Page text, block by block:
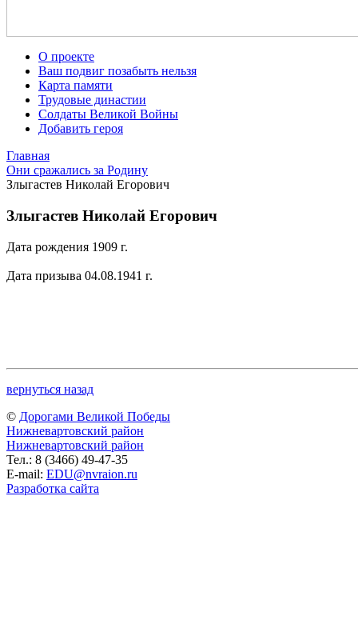
О проекте
Ваш подвиг позабыть нельзя
Карта памяти
Трудовые династии
Солдаты Великой Войны
Добавить героя
Главная
Они сражались за Родину
Злыгастев Николай Егорович
Злыгастев Николай Егорович
Дата рождения 1909 г.
Дата призыва 04.08.1941 г.
вернуться назад
© Дорогами Великой Победы
Нижневартовский район
Нижневартовский район
Тел.: 8 (3466) 49-47-35
E-mail: EDU@nvraion.ru
Разработка сайта